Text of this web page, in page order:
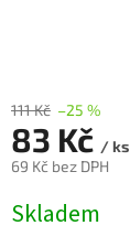
111 Kč –25 %
83 Kč / ks
69 Kč bez DPH
cena:
Skladem